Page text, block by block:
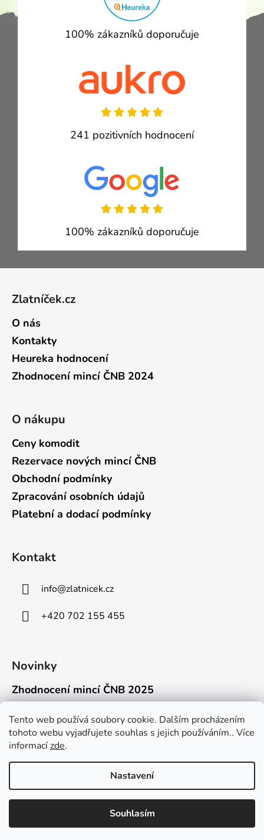
Tento web používá soubory cookie. Dalším procházením
tohoto webu vyjadřujete souhlas s jejich používáním.. Více
informacízde.
Nastavení
Souhlasím
100% zákazníků doporučuje
241 pozitivních hodnocení
100% zákazníků doporučuje
Zlatníček.cz
O nás
Kontakty
Heureka hodnocení
Zhodnocení mincí ČNB 2024
O nákupu
Ceny komodit
Rezervace nových mincí ČNB
Obchodní podmínky
Zpracování osobních údajů
Platební a dodací podmínky
Kontakt
info@zlatnicek.cz
+420 702 155 455
Novinky
Zhodnocení mincí ČNB 2025
Připravili jsme pro vás jednoduchý a př...
Mýty o přepravě zlatých mincí mimo EU
Kdo někdy držel v ruce zlatou minci Wie...
Vytvořil Shoptet
Copyright 2026Zlatnicek.cz. Všechna práva vyhrazena.